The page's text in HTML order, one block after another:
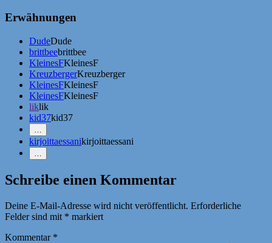
Erwähnungen
DudeDude
brittbeebrittbee
KleinesFKleinesF
KreuzbergerKreuzberger
KleinesFKleinesF
KleinesFKleinesF
liklik
kid37kid37
…
Erwähnungen
zeigen
kirjoittaessanikirjoittaessani
…
Erwähnungen
Schreibe einen Kommentar
Deine E-Mail-Adresse wird nicht veröffentlicht. Erforderliche
Felder sind mit * markiert
Kommentar *